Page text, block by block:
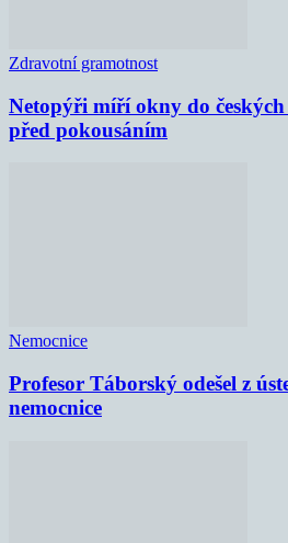
Zdravotní gramotnost
Netopýři míří okny do
před pokousáním
Nemocnice
Profesor Táborský odešel z
nemocnice